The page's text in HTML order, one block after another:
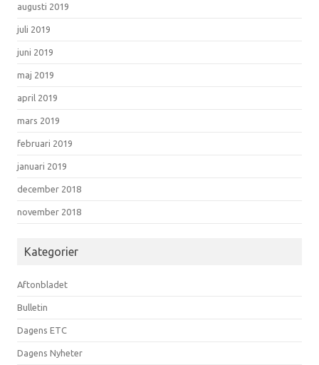
augusti 2019
juli 2019
juni 2019
maj 2019
april 2019
mars 2019
februari 2019
januari 2019
december 2018
november 2018
Kategorier
Aftonbladet
Bulletin
Dagens ETC
Dagens Nyheter